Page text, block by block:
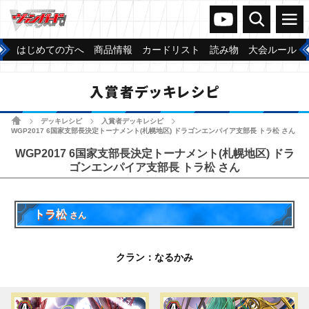
ヴァンガードch
検索 メニュー
はじめての方へ 商品情報 カードリスト 読み物 大会ルール
入賞者デッキレシピ
ホームデッキレシピ 入賞者デッキレシピ
WGP2017 6国家支部長決定トーナメント(札幌地区) ドラゴンエンパイア支部長 トラ松 さん
WGP2017 6国家支部長決定トーナメント(札幌地区) ドラ
ゴンエンパイア支部長 トラ松 さん
トラ松 さん
クラン：なるかみ